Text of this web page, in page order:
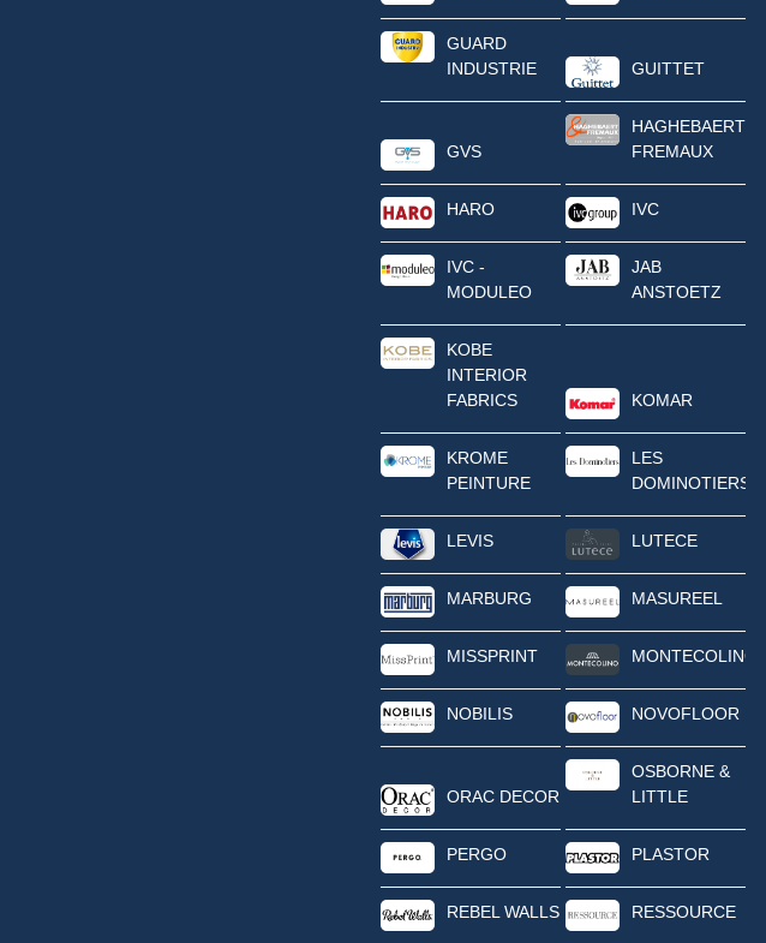
GUARD
INDUSTRIE
GUITTET
GVS
HAGHEBAERT
FREMAUX
HARO IVC
IVC -
MODULEO
JAB
ANSTOETZ
KOBE
INTERIOR
FABRICS
KOMAR
KROME
PEINTURE
LES
DOMINOTIERS
LEVIS LUTECE
MARBURG MASUREEL
MISSPRINT MONTECOLINO
NOBILIS NOVOFLOOR
ORAC DECOR
OSBORNE &
LITTLE
PERGO PLASTOR
REBEL WALLS RESSOURCE